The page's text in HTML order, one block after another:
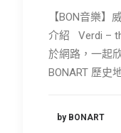
【BON音樂】
介紹 Verdi –
於網路，一起
BONART 歷史
by BONART